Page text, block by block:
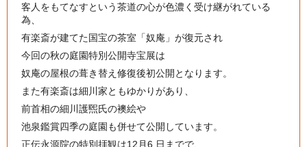
客人をもてなすという茶道の心が色濃く受け継がれている
為、
有楽斎が建てた国宝の茶室「奴庵」が復元され
今回の秋の庭園特別公開寺宝展は
奴庵の屋根の葺き替え修復後初公開となります。
また有楽斎は細川家ともゆかりがあり、
前首相の細川護煕氏の襖絵や
池泉鑑賞四季の庭園も併せて公開しています。
正伝永源院の特別拝観は12月6 日までで、